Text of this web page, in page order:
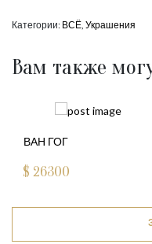
Категории: ВСЁ Украшения
Вам также
ВАН ГОГ
$ 26300